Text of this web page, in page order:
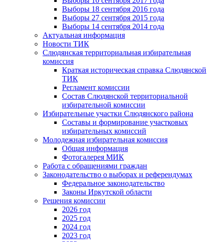
Выборы 18 сентября 2016 года
Выборы 27 сентября 2015 года
Выборы 14 сентября 2014 года
Актуальная информация
Новости ТИК
Слюдянская территориальная избирательная
комиссия
Краткая историческая справка Слюдянской
ТИК
Регламент комиссии
Состав Слюдянской территориальной
избирательной комиссии
Избирательные участки Слюдянского района
Составы и формирование участковых
избирательных комиссий
Молодежная избирательная комиссия
Общая информация
Фотогалерея МИК
Работа с обращениями граждан
Законодательство о выборах и референдумах
Федеральное законодательство
Законы Иркутской области
Решения комиссии
2026 год
2025 год
2024 год
2023 год